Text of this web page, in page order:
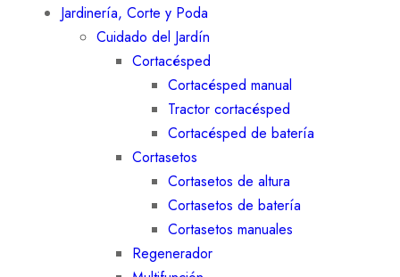
Jardinería, Corte y Poda
Cuidado del Jardín
Cortacésped
Cortacésped manual
Tractor cortacésped
Cortacésped de batería
Cortasetos
Cortasetos de altura
Cortasetos de batería
Cortasetos manuales
Regenerador